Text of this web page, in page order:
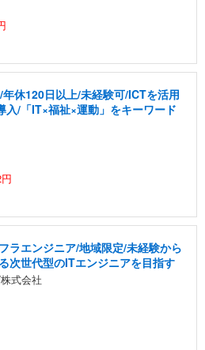
休120日以上/未経験可/ICTを活用
入/「IT×福祉×運動」をキーワード
ラエンジニア/地域限定/未経験から
次世代型のITエンジニアを目指す
式会社